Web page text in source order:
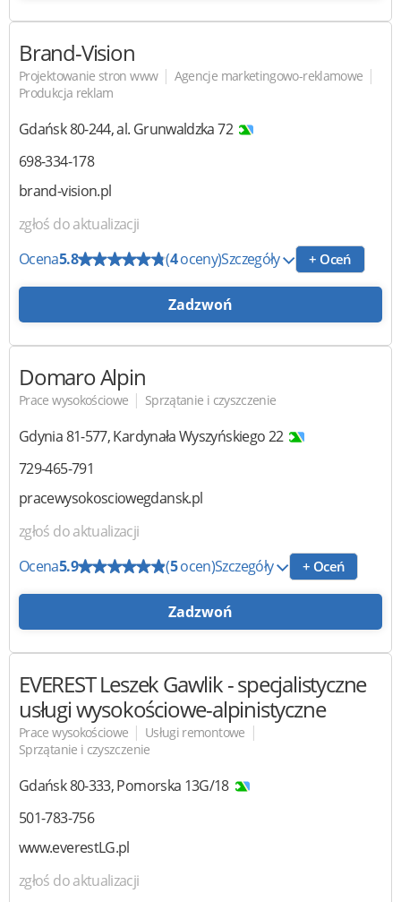
Brand-Vision
Projektowanie stron www | Agencje marketingowo-reklamowe |
Produkcja reklam
Gdańsk80-244,al. Grunwaldzka 72
698-334-178
brand-vision.pl
zgłoś do aktualizacji
Ocena5.8 (4oceny)Szczegóły + Oceń
Zadzwoń
Domaro Alpin
Prace wysokościowe | Sprzątanie i czyszczenie
Gdynia81-577,Kardynała Wyszyńskiego 22
729-465-791
pracewysokosciowegdansk.pl
zgłoś do aktualizacji
Ocena5.9 (5ocen)Szczegóły + Oceń
Zadzwoń
EVEREST Leszek Gawlik- specjalistyczne
usługi wysokościowe-alpinistyczne
Prace wysokościowe | Usługi remontowe |
Sprzątanie i czyszczenie
Gdańsk80-333,Pomorska 13G/18
501-783-756
www.everestLG.pl
zgłoś do aktualizacji